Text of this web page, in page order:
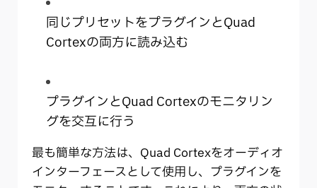
同じプリセットをプラグインとQuad
Cortexの両方に読み込む
プラグインとQuad Cortexのモニタリン
グを交互に行う
最も簡単な方法は、Quad Cortexをオーディオ
インターフェースとして使用し、プラグインを